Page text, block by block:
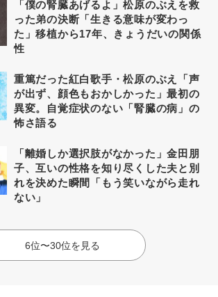
「僕の腎臓あげるよ」松原のぶえを救
った弟の決断「生きる意味が変わっ
た」移植から17年、きょうだいの関係
性
重篤だった紅白歌手・松原のぶえ「声
が出ず、顔色もおかしかった」最初の
異変。自覚症状のない「腎臓の病」の
怖さ語る
「離婚しか選択肢がなかった」金田朋
子、互いの性格を知り尽くした夫と別
れを決めた瞬間「もう笑いながら走れ
ない」
6位〜30位を見る